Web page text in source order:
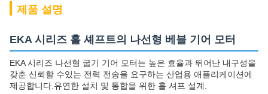
제품 설명
EKA 시리즈 홀 셰프트의 나선형 베블 기어 모터
EKA 시리즈 나선형 굽기 기어 모터는 높은 효율과 뛰어난 내구성을
갖춘 신뢰할 수있는 전력 전송을 요구하는 산업용 애플리케이션에
제공합니다.유연한 설치 및 통합을 위한 홀 셔프 설계.